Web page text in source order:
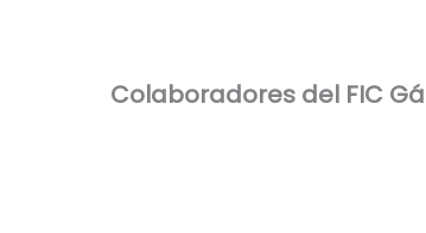
Colaboradores del FIC